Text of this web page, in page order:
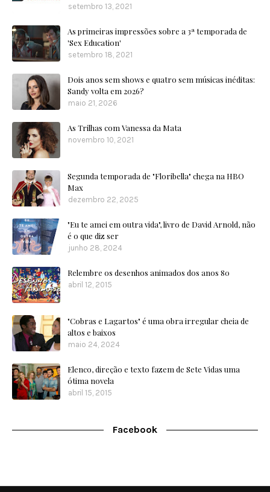
setembro 13, 2021
As primeiras impressões sobre a 3ª temporada de
'Sex Education'
setembro 18, 2021
Dois anos sem shows e quatro sem músicas inéditas:
Sandy volta em 2026?
maio 21, 2026
As Trilhas com Vanessa da Mata
novembro 10, 2021
Segunda temporada de "Floribella" chega na HBO
Max
dezembro 22, 2025
"Eu te amei em outra vida", livro de David Arnold, não
é o que diz ser
junho 28, 2024
Relembre os desenhos animados dos anos 80
abril 12, 2015
"Cobras e Lagartos" é uma obra irregular cheia de
altos e baixos
maio 24, 2024
Elenco, direção e texto fazem de Sete Vidas uma
ótima novela
abril 15, 2015
Facebook